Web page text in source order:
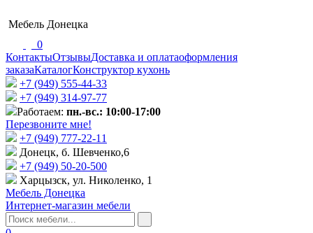
Мебель Донецка
0
КонтактыОтзывыДоставка и оплатаоформления
заказаКаталогКонструктор кухонь
+7 (949) 555-44-33
+7 (949) 314-97-77
Работаем: пн.-вс.: 10:00-17:00
Перезвоните мне!
+7 (‎949) 777-22-11
Донецк, б. Шевченко,6
+7 (949) 50-20-500
Харцызск, ул. Николенко, 1
Мебель Донецка
Интернет-магазин мебели